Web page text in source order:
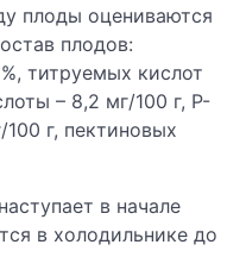
плоды оцениваются
плодов:
титруемых кислот
– 8,2 мг/100 г, Р-
г, пектиновых
в начале
в холодильнике до